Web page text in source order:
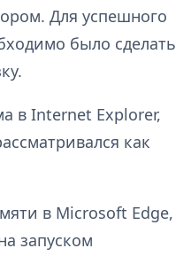
Для успешного
было сделать
в Internet Explorer,
как
в Microsoft Edge,
запуском